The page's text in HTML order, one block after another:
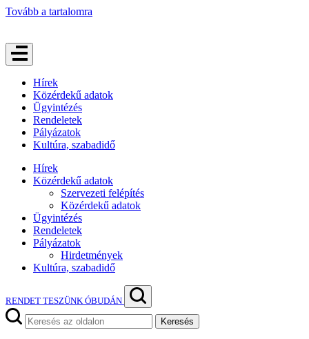
Tovább a tartalomra
Hírek
Közérdekű adatok
Ügyintézés
Rendeletek
Pályázatok
Kultúra, szabadidő
Hírek
Közérdekű adatok
Szervezeti felépítés
Közérdekű adatok
Ügyintézés
Rendeletek
Pályázatok
Hirdetmények
Kultúra, szabadidő
RENDET TESZÜNK ÓBUDÁN
Keresés